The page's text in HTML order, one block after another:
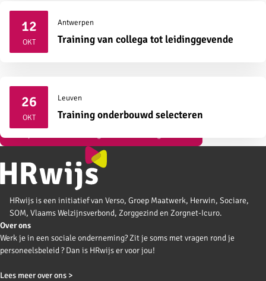
12
OKT2026
Antwerpen
Training van collega tot leidinggevende
26
OKT2026
Leuven
Training onderbouwd selecteren
HRwijs is een initiatief van Verso, Groep Maatwerk, Herwin, Sociare,
SOM, Vlaams Welzijnsverbond, Zorggezind en Zorgnet-Icuro.
Over ons
Werk je in een sociale onderneming? Zit je soms met vragen rond je
personeelsbeleid ? Dan is HRwijs er voor jou!
Lees meer over ons >